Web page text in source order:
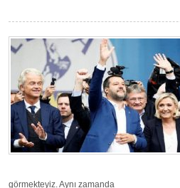
görmekteyiz. Aynı zamanda